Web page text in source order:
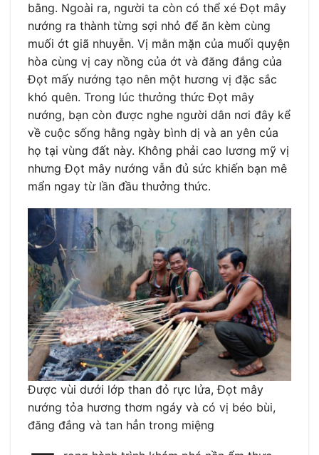
bằng. Ngoài ra, người ta còn có thể xé Đọt mây
nướng ra thành từng sợi nhỏ để ăn kèm cùng
muối ớt giã nhuyễn. Vị mằn mặn của muối quyện
hòa cùng vị cay nồng của ớt và đăng đắng của
Đọt mấy nướng tạo nên một hương vị đặc sắc
khó quên. Trong lúc thưởng thức Đọt mây
nướng, bạn còn được nghe người dân nơi đây kể
về cuộc sống hằng ngày bình dị và an yên của
họ tại vùng đất này. Không phải cao lương mỹ vị
nhưng Đọt mây nướng vẫn đủ sức khiến bạn mê
mẩn ngay từ lần đầu thưởng thức.
Được vùi dưới lớp than đỏ rực lửa, Đọt mây
nướng tỏa hương thơm ngáy và có vị béo bùi,
đăng đắng và tan hẳn trong miệng